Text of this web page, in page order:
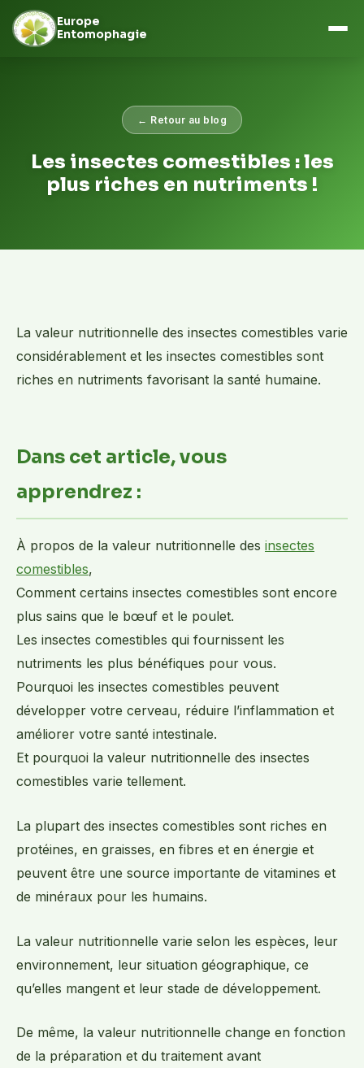
Europe
Entomophagie
← Retour au blog
Les insectes comestibles : les
plus riches en nutriments !
La valeur nutritionnelle des insectes comestibles varie
considérablement et les insectes comestibles sont
riches en nutriments favorisant la santé humaine.
Dans cet article, vous
apprendrez :
À propos de la valeur nutritionnelle des insectes
comestibles,
Comment certains insectes comestibles sont encore
plus sains que le bœuf et le poulet.
Les insectes comestibles qui fournissent les
nutriments les plus bénéfiques pour vous.
Pourquoi les insectes comestibles peuvent
développer votre cerveau, réduire l’inflammation et
améliorer votre santé intestinale.
Et pourquoi la valeur nutritionnelle des insectes
comestibles varie tellement.
La plupart des insectes comestibles sont riches en
protéines, en graisses, en fibres et en énergie et
peuvent être une source importante de vitamines et
de minéraux pour les humains.
La valeur nutritionnelle varie selon les espèces, leur
environnement, leur situation géographique, ce
qu’elles mangent et leur stade de développement.
De même, la valeur nutritionnelle change en fonction
de la préparation et du traitement avant